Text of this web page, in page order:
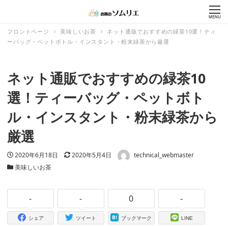
MENU
フロントページ 美味しいお茶
ネット通販でおすすめの緑茶10選！ティ
ーバッグ・ペットボトル・インスタント・粉末緑茶から厳選
ネット通販でおすすめの緑茶10
選！ティーバッグ・ペットボト
ル・インスタント・粉末緑茶から
厳選
投稿日
2020年6月18日 更新日
2020年5月4日 著者 technical_webmaster
カテゴリー
美味しいお茶
-
シェア
-
ツイート
0
ブックマーク
-
LINE